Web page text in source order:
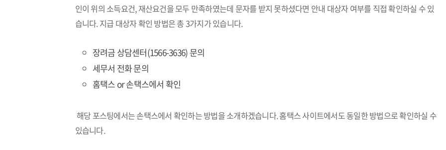
인이 위의 소득요건, 재산요건을 모두 만족하였는데 문자를 받지 못하셨다면 안내 대상자 여부를 직접 확인하실 수 있
습니다. 지급 대상자 확인 방법은 총 3가지가 있습니다.
장려금 상담센터(1566-3636) 문의
세무서 전화 문의
홈택스 or 손택스에서 확인
해당 포스팅에서는 손택스에서 확인하는 방법을 소개하겠습니다. 홈택스 사이트에서도 동일한 방법으로 확인하실 수
있습니다.